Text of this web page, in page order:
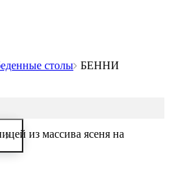
столы БЕННИ
из массива ясеня на